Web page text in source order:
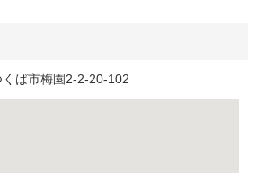
ば市梅園2-2-20-102